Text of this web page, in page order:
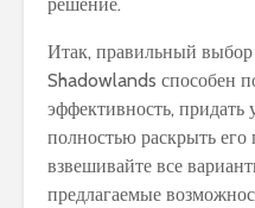
Итак, правильный выбор
Shadowlands способен
эффективность, придать
полностью раскрыть
взвешивайте все
предлагаемые